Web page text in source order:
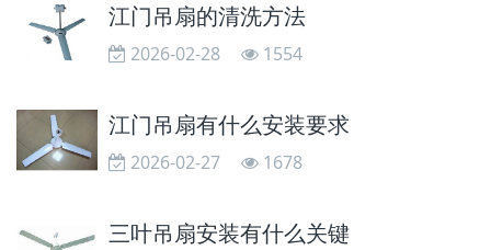
江门吊扇的清洗方法
2026-02-28 1554
江门吊扇有什么安装要求
2026-02-27 1678
三叶吊扇安装有什么关键